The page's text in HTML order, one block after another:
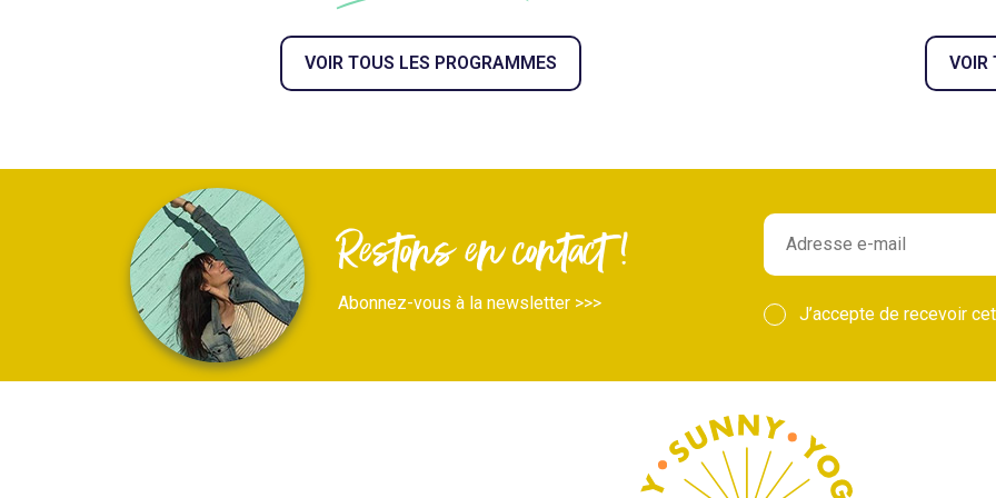
VOIR TOUS LES PROGRAMMES VOIR
Restons en contact !
Abonnez-vous à la newsletter >>>
J’accepte de recevoir